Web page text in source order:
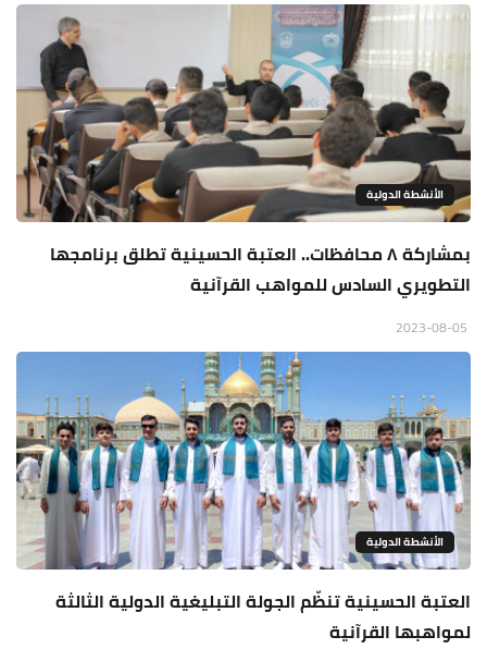
الأنشطة الدولية
بمشاركة ٨ محافظات.. العتبة الحسينية تطلق برنامجها
التطويري السادس للمواهب القرآنية
الأنشطة الدولية
العتبة الحسينية تنظّم الجولة التبليغية الدولية الثالثة
لمواهبها القرآنية